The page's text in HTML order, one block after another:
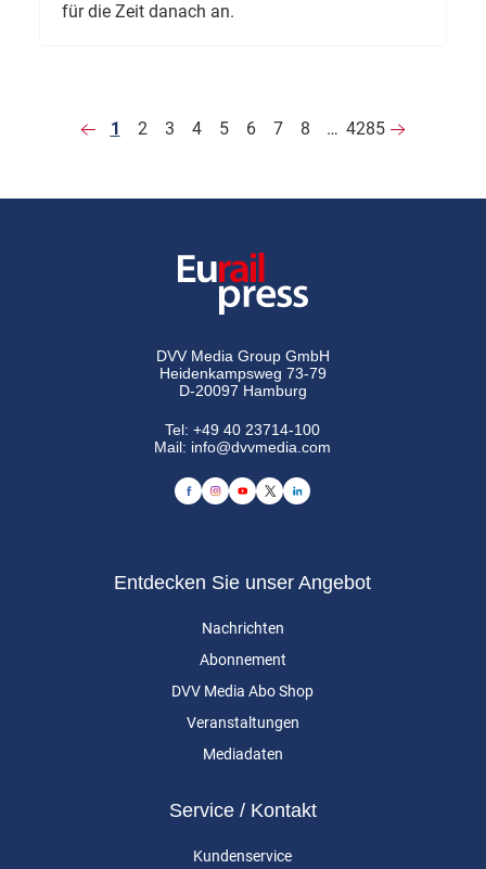
für die Zeit danach an.
1 2 3 4 5 6 7 8 … 4285
DVV Media Group GmbH
Heidenkampsweg 73-79
D-20097 Hamburg
Tel:+49 40 23714-100
Mail: info@dvvmedia.com
Entdecken Sie unser Angebot
Nachrichten
Abonnement
DVV Media Abo Shop
Veranstaltungen
Mediadaten
Service / Kontakt
Kundenservice